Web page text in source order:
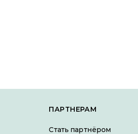
ПАРТНЕРАМ
Стать партнёром